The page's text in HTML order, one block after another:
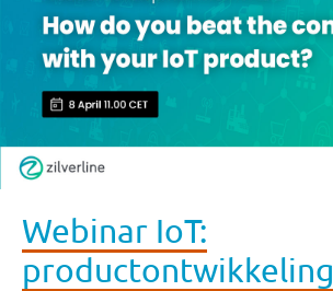
Webinar IoT:
productontwikkeling